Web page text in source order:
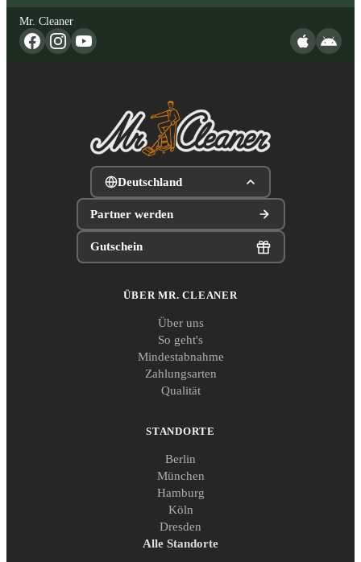
Mr. Cleaner
Deutschland
Partner werden
Gutschein
ÜBER MR. CLEANER
Über uns
So geht's
Mindestabnahme
Zahlungsarten
Qualität
STANDORTE
Berlin
München
Hamburg
Köln
Dresden
Alle Standorte